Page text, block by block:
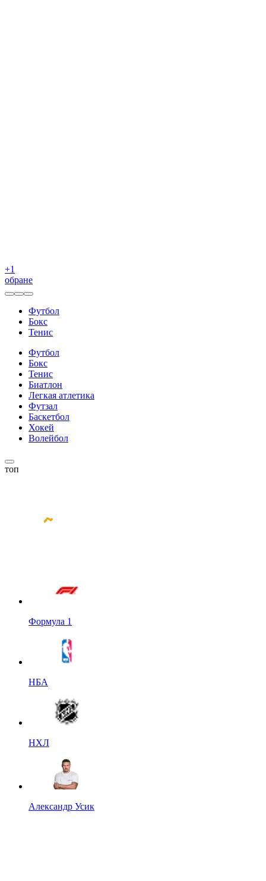
+1
обране
Футбол
Бокс
Тенис
Футбол
Бокс
Тенис
Биатлон
Легкая атлетика
Футзал
Баскетбол
Хокей
Волейбол
топ
Формула 1
НБА
НХЛ
Александр Усик